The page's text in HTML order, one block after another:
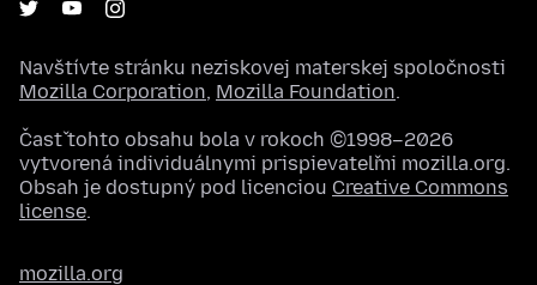
Navštívte stránku neziskovej materskej spoločnosti
Mozilla Corporation, Mozilla Foundation.
Časť tohto obsahu bola v rokoch ©1998–2026
vytvorená individuálnymi prispievateľmi mozilla.org.
Obsah je dostupný pod licenciou Creative Commons
license.
mozilla.org